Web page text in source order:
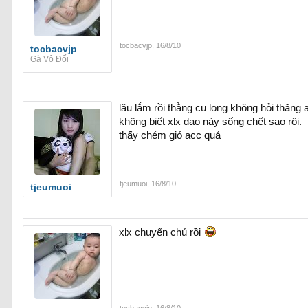
tocbacvjp
Gà Vô Đối
tocbacvjp 16/8/10
tjeumuoi
lâu lắm rồi thằng cu long không hỏi thăng
không biết xlx dạo này sống chết sao rôi.
thấy chém gió acc quá
tjeumuoi 16/8/10
xlx chuyển chủ rồi